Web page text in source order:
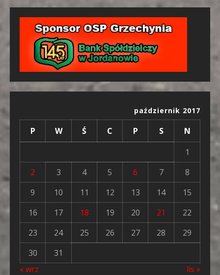
październik 2017
P W Ś C P S
N
1
2
3 4 5 6 7
8
9
10 11 12 13 14
15
16
17 18 19 20 21
22
23
24 25 26 27 28
29
30
31
« wrz
lis »